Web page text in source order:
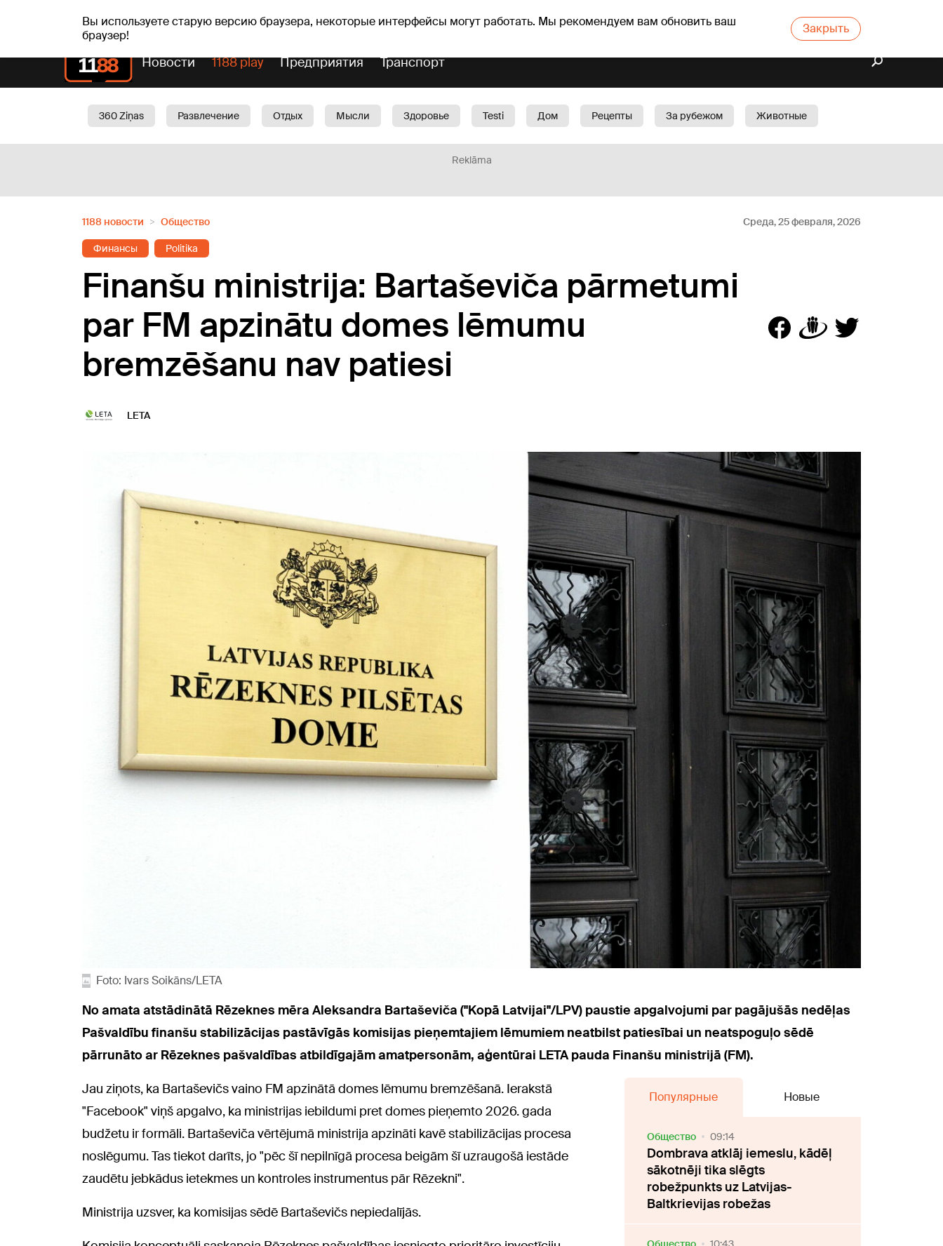
Вы используете старую версию браузера, некоторые интерфейсы могут работать. Мы рекомендуем вам обновить ваш
браузер!
Закрыть
сб, 08.08.2026. +18°C Mudīte, Vladislava, Vladislavs Прогноз погоды Гороскопы
Новости 1188 play Предприятия Транспорт
360 Ziņas Развлечение Отдых Мысли Здоровье Testi Дом Рецепты За рубежом
Животные
Reklāma
1188 новости Oбщество Среда, 25 февраля, 2026
Финансы Politika
Finanšu ministrija: Bartaševiča pārmetumi
par FM apzinātu domes lēmumu
bremzēšanu nav patiesi
LETA
Foto: Ivars Soikāns/LETA
No amata atstādinātā Rēzeknes mēra Aleksandra Bartaševiča ("Kopā Latvijai"/LPV) paustie apgalvojumi par pagājušās nedēļas
Pašvaldību finanšu stabilizācijas pastāvīgās komisijas pieņemtajiem lēmumiem neatbilst patiesībai un neatspoguļo sēdē
pārrunāto ar Rēzeknes pašvaldības atbildīgajām amatpersonām, aģentūrai LETA pauda Finanšu ministrijā (FM).
Jau ziņots, ka Bartaševičs vaino FM apzinātā domes lēmumu bremzēšanā. Ierakstā
"Facebook" viņš apgalvo, ka ministrijas iebildumi pret domes pieņemto 2026. gada
budžetu ir formāli. Bartaševiča vērtējumā ministrija apzināti kavē stabilizācijas procesa
noslēgumu. Tas tiekot darīts, jo "pēc šī nepilnīgā procesa beigām šī uzraugošā iestāde
zaudētu jebkādus ietekmes un kontroles instrumentus pār Rēzekni".
Ministrija uzsver, ka komisijas sēdē Bartaševičs nepiedalījās.
Популярные Новые
Oбщество 09:14
Dombrava atklāj iemeslu, kādēļ
sākotnēji tika slēgts
robežpunkts uz Latvijas-
Baltkrievijas robežas